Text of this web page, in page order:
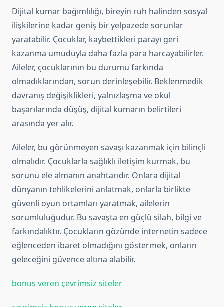
Dijital kumar bağımlılığı, bireyin ruh halinden sosyal
ilişkilerine kadar geniş bir yelpazede sorunlar
yaratabilir. Çocuklar, kaybettikleri parayı geri
kazanma umuduyla daha fazla para harcayabilirler.
Aileler, çocuklarının bu durumu farkında
olmadıklarından, sorun derinleşebilir. Beklenmedik
davranış değişiklikleri, yalnızlaşma ve okul
başarılarında düşüş, dijital kumarın belirtileri
arasında yer alır.
Aileler, bu görünmeyen savaşı kazanmak için bilinçli
olmalıdır. Çocuklarla sağlıklı iletişim kurmak, bu
sorunu ele almanın anahtarıdır. Onlara dijital
dünyanın tehlikelerini anlatmak, onlarla birlikte
güvenli oyun ortamları yaratmak, ailelerin
sorumluluğudur. Bu savaşta en güçlü silah, bilgi ve
farkındalıktır. Çocukların gözünde internetin sadece
eğlenceden ibaret olmadığını göstermek, onların
geleceğini güvence altına alabilir.
bonus veren çevrimsiz siteler